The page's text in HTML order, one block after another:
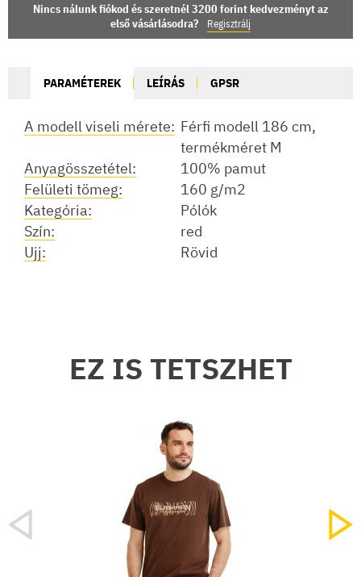
Nincs nálunk fiókod és szeretnél 3200 forint kedvezményt az
első vásárlásodra?
Regisztrálj
PARAMÉTEREK LEÍRÁS GPSR
A modell viseli mérete: Férfi modell 186 cm,
termékméret M
Anyagösszetétel:
100% pamut
Felületi tömeg:
160 g/m2
Kategória:
Pólók
Szín:
red
Ujj:
Rövid
EZ IS TETSZHET